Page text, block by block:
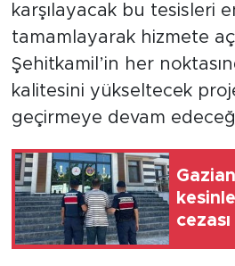
karşılayacak bu tesisleri
tamamlayarak hizmete
Şehitkamil’in her
kalitesini yükseltecek
geçirmeye devam